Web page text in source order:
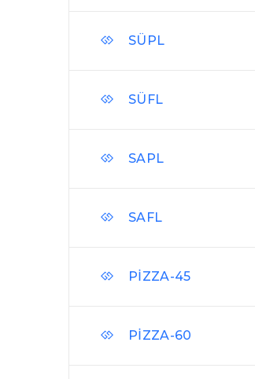
SÜPL
SÜFL
SAPL
SAFL
PİZZA-45
PİZZA-60